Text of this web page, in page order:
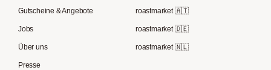
Speicherstadt Kaffee
Supremo
Kaffeebereiter
Eureka
Profitec
Gutscheine & Angebote
Jobs
Über uns
Presse
roastmarket 🇦🇹
roastmarket 🇩🇪
roastmarket 🇳🇱